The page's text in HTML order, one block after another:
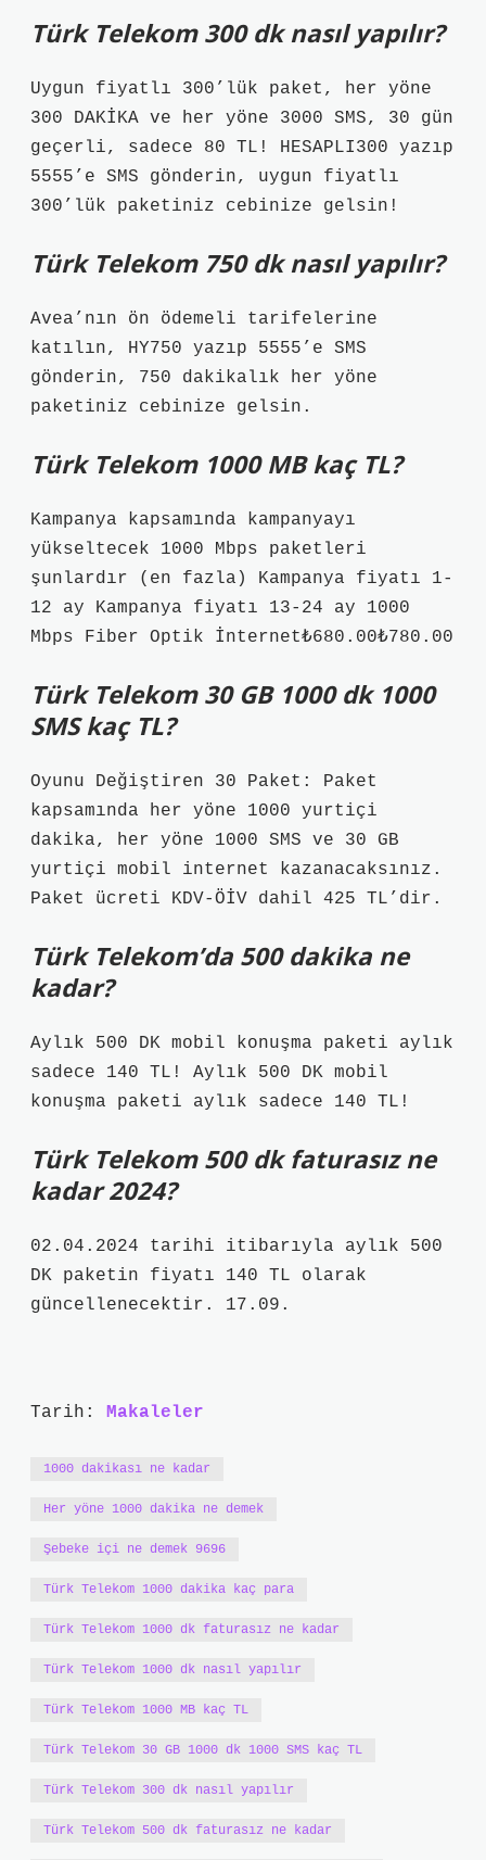
Türk Telekom 300 dk nasıl yapılır?
Uygun fiyatlı 300’lük paket, her yöne
300 DAKİKA ve her yöne 3000 SMS, 30 gün
geçerli, sadece 80 TL! HESAPLI300 yazıp
5555’e SMS gönderin, uygun fiyatlı
300’lük paketiniz cebinize gelsin!
Türk Telekom 750 dk nasıl yapılır?
Avea’nın ön ödemeli tarifelerine
katılın, HY750 yazıp 5555’e SMS
gönderin, 750 dakikalık her yöne
paketiniz cebinize gelsin.
Türk Telekom 1000 MB kaç TL?
Kampanya kapsamında kampanyayı
yükseltecek 1000 Mbps paketleri
şunlardır (en fazla) Kampanya fiyatı 1-
12 ay Kampanya fiyatı 13-24 ay 1000
Mbps Fiber Optik İnternet₺680.00₺780.00
Türk Telekom 30 GB 1000 dk 1000
SMS kaç TL?
Oyunu Değiştiren 30 Paket: Paket
kapsamında her yöne 1000 yurtiçi
dakika, her yöne 1000 SMS ve 30 GB
yurtiçi mobil internet kazanacaksınız.
Paket ücreti KDV-ÖİV dahil 425 TL’dir.
Türk Telekom’da 500 dakika ne
kadar?
Aylık 500 DK mobil konuşma paketi aylık
sadece 140 TL! Aylık 500 DK mobil
konuşma paketi aylık sadece 140 TL!
Türk Telekom 500 dk faturasız ne
kadar 2024?
02.04.2024 tarihi itibarıyla aylık 500
DK paketin fiyatı 140 TL olarak
güncellenecektir. 17.09.
Tarih: Makaleler
1000 dakikası ne kadar
Her yöne 1000 dakika ne demek
Şebeke içi ne demek 9696
Türk Telekom 1000 dakika kaç para
Türk Telekom 1000 dk faturasız ne kadar
Türk Telekom 1000 dk nasıl yapılır
Türk Telekom 1000 MB kaç TL
Türk Telekom 30 GB 1000 dk 1000 SMS kaç TL
Türk Telekom 300 dk nasıl yapılır
Türk Telekom 500 dk faturasız ne kadar